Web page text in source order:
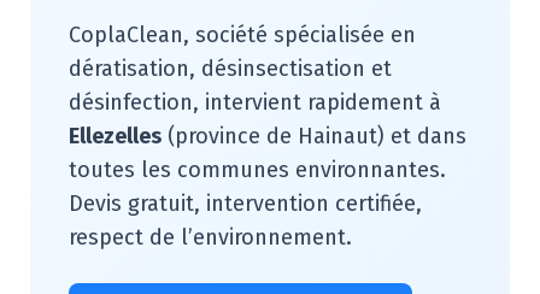
CoplaClean, société spécialisée en
dératisation, désinsectisation et
désinfection, intervient rapidement à
Ellezelles (province de Hainaut) et dans
toutes les communes environnantes.
Devis gratuit, intervention certifiée,
respect de l’environnement.